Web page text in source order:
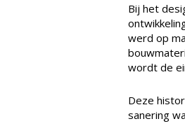
Bij het
werd op
wordt de
Deze
sanering